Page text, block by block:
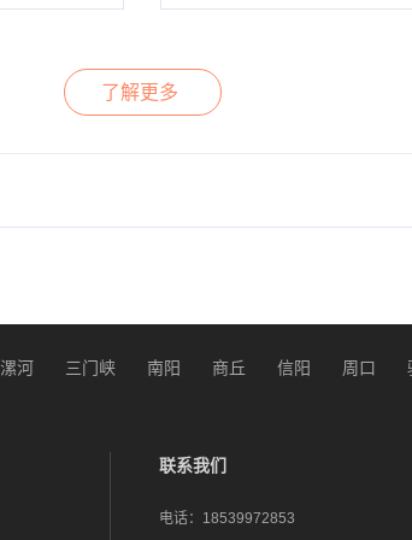
了解更多
漯河 三门峡 南阳 商丘 信阳 周口
联系我们
电话： 18539972853